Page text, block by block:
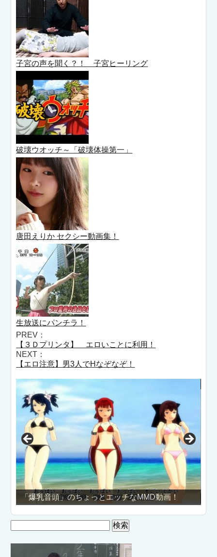
子宮の声を聞く？！ 子宮ヒーリング
破壊ウオッチ～「破壊体操第一」
唐田えりか セクシー動画集！
生放送にパンチラ！
PREV：
【３Ｄプリンタ】 エロいことに利用！
NEXT：
【エロ注意】男3人でHなぞなぞ！
とエッチなMMD動画！ 美女3人のセクシーなおしり